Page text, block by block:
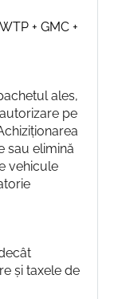
+ GMC +
ales,
pe
sau elimină
vehicule
și taxele de